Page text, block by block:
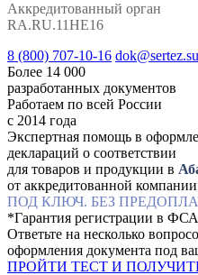
Аккредитованный орган
RA.RU.11НЕ16
8 (800) 707-10-16 dok@sertez.su
Более 14 000
разработанных документов
Работаем по всей Роcсии
с 2014 года
Экспертная помощь в
деклараций о соответствии
для товаров и продукции в
от аккредитованной компании
ПОД КЛЮЧ. БЕЗ
*Гарантия регистрации в ФСА
Ответьте на несколько
оформления документа под
ПРОЙТИ ТЕСТ И